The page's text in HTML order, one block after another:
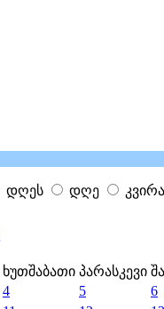
დღეს დღე კვირა
ხუთშაბათი პარასკევი
4 5
6